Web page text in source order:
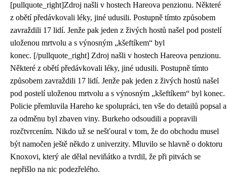
[pullquote_right]Zdroj našli v hostech Hareova penzionu. Některé
z obětí předávkovali léky, jiné udusili. Postupně tímto způsobem
zavraždili 17 lidí. Jenže pak jeden z živých hostů našel pod postelí
uloženou mrtvolu a s výnosným „kšeftíkem“ byl
konec. [/pullquote_right] Zdroj našli v hostech Hareova penzionu.
Některé z obětí předávkovali léky, jiné udusili. Postupně tímto
způsobem zavraždili 17 lidí. Jenže pak jeden z živých hostů našel
pod postelí uloženou mrtvolu a s výnosným „kšeftíkem“ byl konec.
Policie přemluvila Hareho ke spolupráci, ten vše do detailů popsal a
za odměnu byl zbaven viny. Burkeho odsoudili a popravili
rozčtvrcením. Nikdo už se nešťoural v tom, že do obchodu musel
být namočen ještě někdo z univerzity. Mluvilo se hlavně o doktoru
Knoxovi, který ale dělal neviňátko a tvrdil, že při pitvách se
nepřišlo na nic podezřelého.